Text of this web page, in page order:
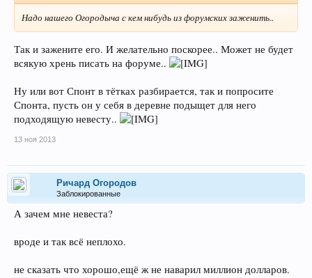
Надо нашего Огородыча с кем нибудь из форумских заженить..
Так и зажените его. И желательно поскорее.. Может не будет
всякую хрень писать на форуме..
Ну или вот Спонт в тётках разбирается, так и попросите
Спонта, пусть он у себя в деревне подыщет для него
подходящую невесту..
13 ноя 2013
Ричард Огородов
Заблокированные
А зачем мне невеста?
вроде и так всё неплохо.
не сказать что хорошо,ещё ж не наварил миллион долларов.